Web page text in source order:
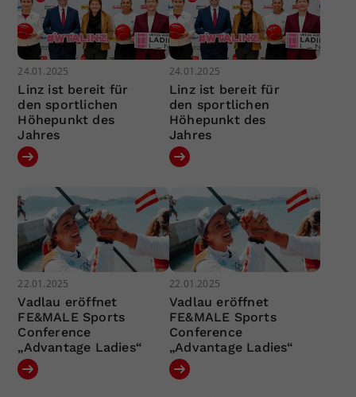
24.01.2025
Linz ist bereit für
den sportlichen
Höhepunkt des
Jahres
24.01.2025
Linz ist bereit für
den sportlichen
Höhepunkt des
Jahres
22.01.2025
Vadlau eröffnet
FE&MALE Sports
Conference
„Advantage Ladies“
22.01.2025
Vadlau eröffnet
FE&MALE Sports
Conference
„Advantage Ladies“